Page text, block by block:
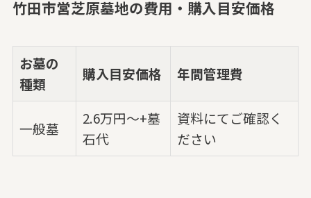
竹田市営芝原墓地の費用・購入目安価格
お墓の
種類
購入目安価格 年間管理費
一般墓
2.6万円～+墓
石代
資料にてご確認く
ださい